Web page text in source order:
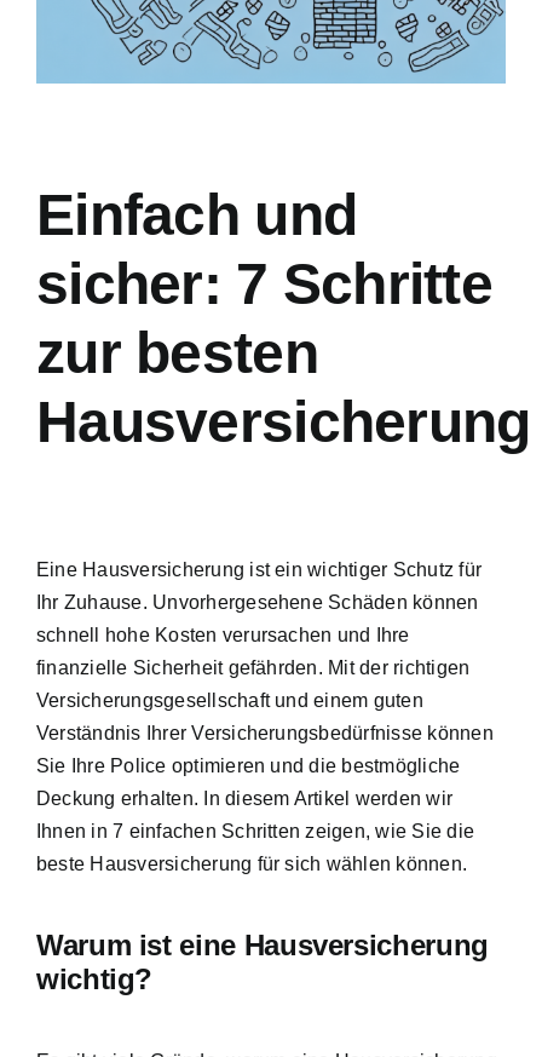
Einfach und
sicher: 7 Schritte
zur besten
Hausversicherung
Eine Hausversicherung ist ein wichtiger Schutz für
Ihr Zuhause. Unvorhergesehene Schäden können
schnell hohe Kosten verursachen und Ihre
finanzielle Sicherheit gefährden. Mit der richtigen
Versicherungsgesellschaft und einem guten
Verständnis Ihrer Versicherungsbedürfnisse können
Sie Ihre Police optimieren und die bestmögliche
Deckung erhalten. In diesem Artikel werden wir
Ihnen in 7 einfachen Schritten zeigen, wie Sie die
beste Hausversicherung für sich wählen können.
Warum ist eine Hausversicherung
wichtig?